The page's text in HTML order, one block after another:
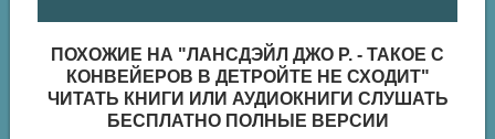
ПОХОЖИЕ НА "ЛАНСДЭЙЛ ДЖО Р. - ТАКОЕ С
КОНВЕЙЕРОВ В ДЕТРОЙТЕ НЕ СХОДИТ"
ЧИТАТЬ КНИГИ ИЛИ АУДИОКНИГИ СЛУШАТЬ
БЕСПЛАТНО ПОЛНЫЕ ВЕРСИИ